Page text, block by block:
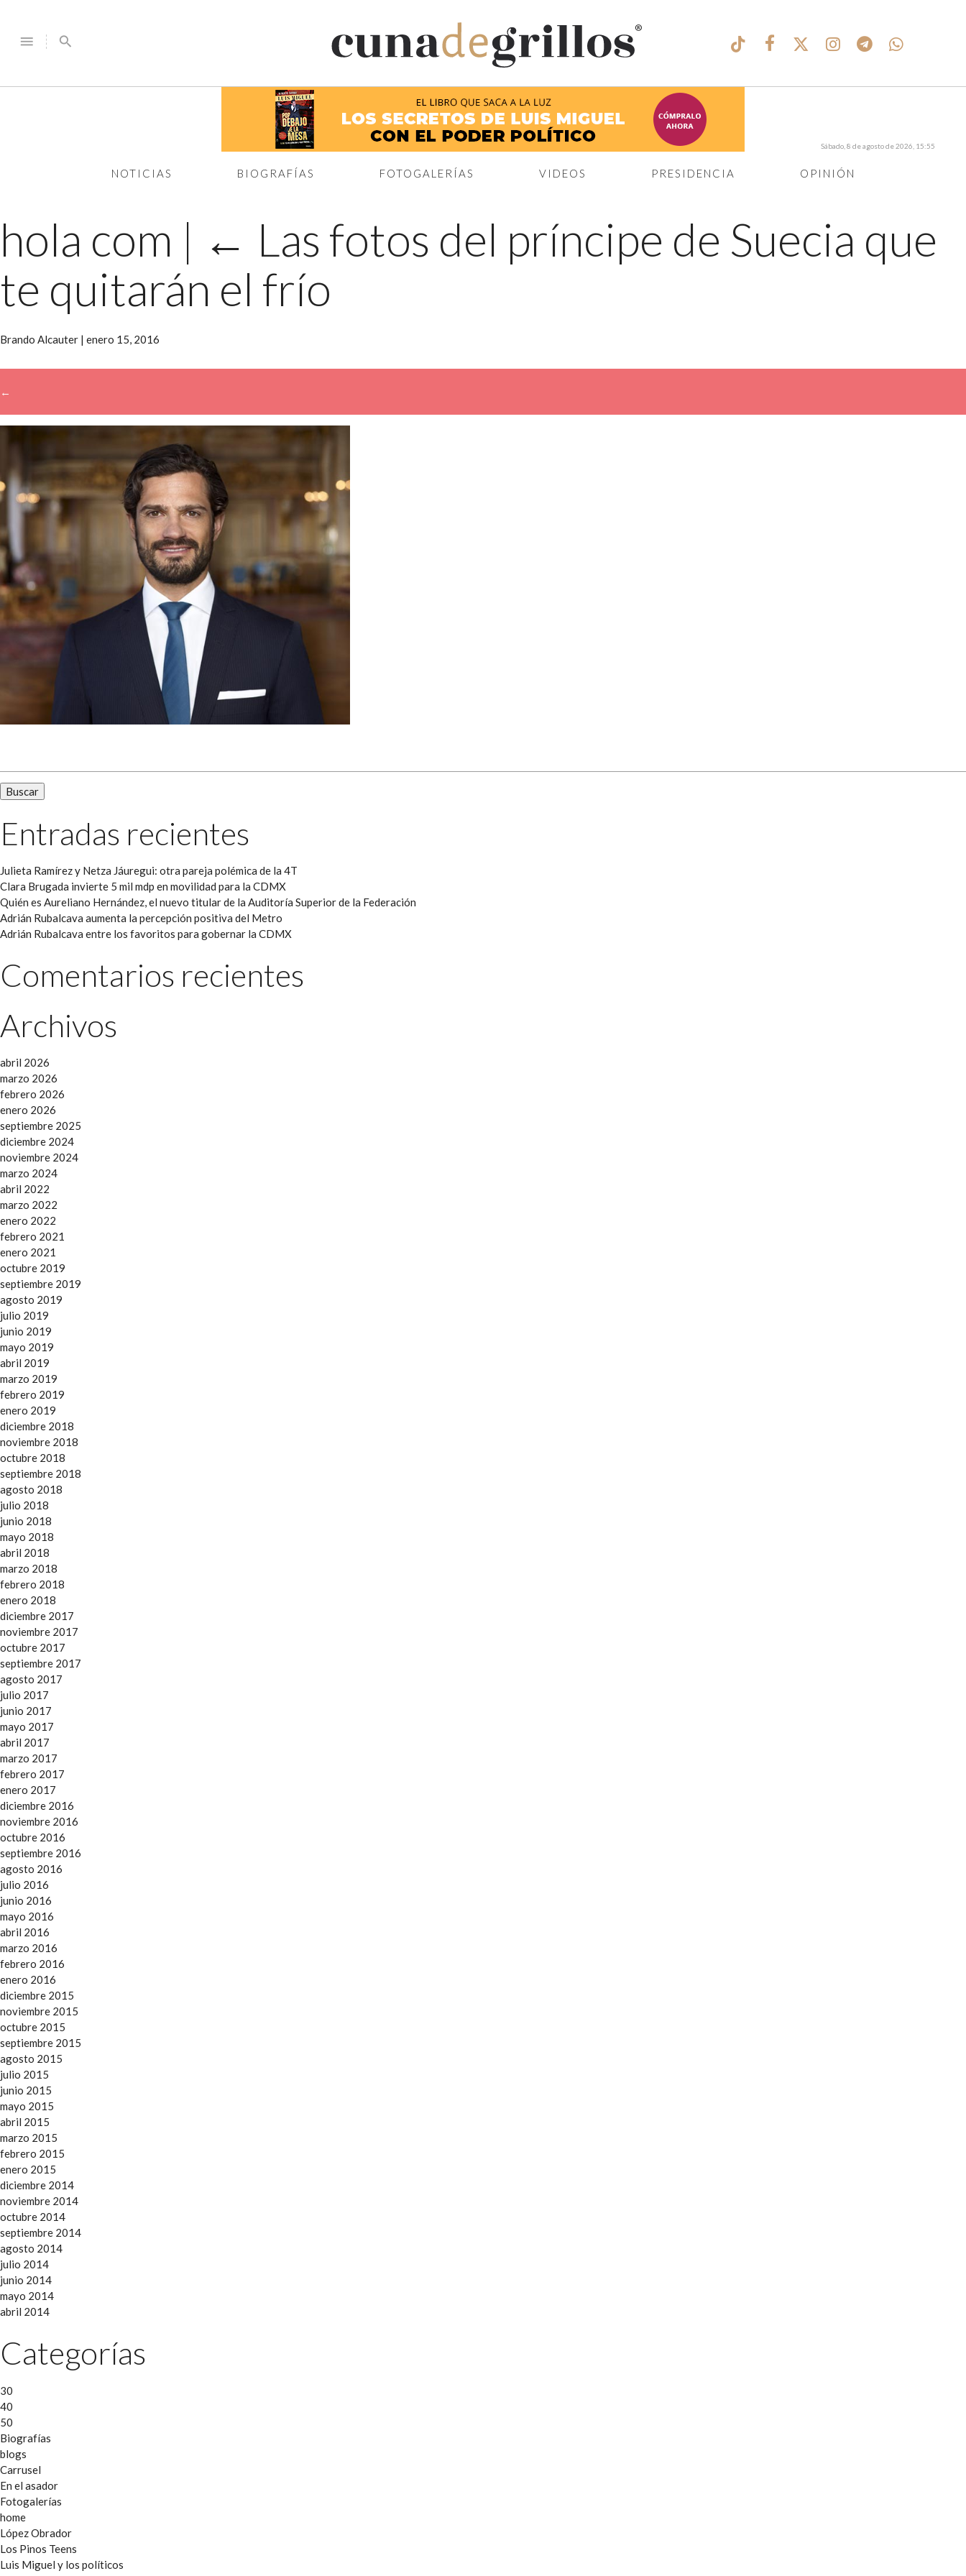
menu search
®
NOTICIAS BIOGRAFÍAS FOTOGALERÍAS VIDEOS PRESIDENCIA OPINIÓN
Sábado, 8 de agosto de 2026, 15:55
hola com | ← Las fotos del príncipe de Suecia que
te quitarán el frío
Brando Alcauter | enero 15, 2016
←
Entradas recientes
Julieta Ramírez y Netza Jáuregui: otra pareja polémica de la 4T
Clara Brugada invierte 5 mil mdp en movilidad para la CDMX
Quién es Aureliano Hernández, el nuevo titular de la Auditoría Superior de la Federación
Adrián Rubalcava aumenta la percepción positiva del Metro
Adrián Rubalcava entre los favoritos para gobernar la CDMX
Comentarios recientes
Archivos
abril 2026
marzo 2026
febrero 2026
enero 2026
septiembre 2025
diciembre 2024
noviembre 2024
marzo 2024
abril 2022
marzo 2022
enero 2022
febrero 2021
enero 2021
octubre 2019
septiembre 2019
agosto 2019
julio 2019
junio 2019
mayo 2019
abril 2019
marzo 2019
febrero 2019
enero 2019
diciembre 2018
noviembre 2018
octubre 2018
septiembre 2018
agosto 2018
julio 2018
junio 2018
mayo 2018
abril 2018
marzo 2018
febrero 2018
enero 2018
diciembre 2017
noviembre 2017
octubre 2017
septiembre 2017
agosto 2017
julio 2017
junio 2017
mayo 2017
abril 2017
marzo 2017
febrero 2017
enero 2017
diciembre 2016
noviembre 2016
octubre 2016
septiembre 2016
agosto 2016
julio 2016
junio 2016
mayo 2016
abril 2016
marzo 2016
febrero 2016
enero 2016
diciembre 2015
noviembre 2015
octubre 2015
septiembre 2015
agosto 2015
julio 2015
junio 2015
mayo 2015
abril 2015
marzo 2015
febrero 2015
enero 2015
diciembre 2014
noviembre 2014
octubre 2014
septiembre 2014
agosto 2014
julio 2014
junio 2014
mayo 2014
abril 2014
Categorías
30
40
50
Biografías
blogs
Carrusel
En el asador
Fotogalerías
home
López Obrador
Los Pinos Teens
Luis Miguel y los políticos